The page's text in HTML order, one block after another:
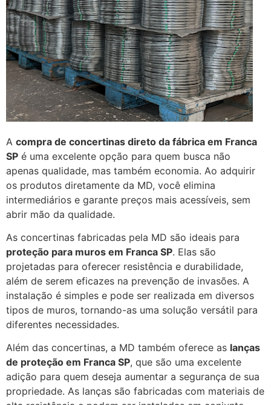
A compra de concertinas direto da fábrica em Franca
SP é uma excelente opção para quem busca não
apenas qualidade, mas também economia. Ao adquirir
os produtos diretamente da MD, você elimina
intermediários e garante preços mais acessíveis, sem
abrir mão da qualidade.
As concertinas fabricadas pela MD são ideais para
proteção para muros em Franca SP. Elas são
projetadas para oferecer resistência e durabilidade,
além de serem eficazes na prevenção de invasões. A
instalação é simples e pode ser realizada em diversos
tipos de muros, tornando-as uma solução versátil para
diferentes necessidades.
Além das concertinas, a MD também oferece as lanças
de proteção em Franca SP, que são uma excelente
adição para quem deseja aumentar a segurança de sua
propriedade. As lanças são fabricadas com materiais de